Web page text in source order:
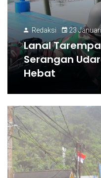
Redaksi 23
Lanal
Serangan
Hebat